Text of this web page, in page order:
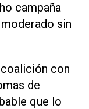
campaña
sin
con
de
que ‌lo